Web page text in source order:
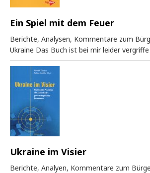
Ein Spiel mit dem Feuer
Berichte, Analysen, Kommentare zum
Ukraine Das Buch ist bei mir leider vergriffe
Ukraine im Visier
Berichte, Analyen, Kommentare zum